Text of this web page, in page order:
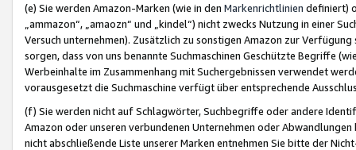
(e) Sie werden Amazon-Marken (wie in den Markenrichtlinien definiert)
„ammazon“, „amaozn“ und „kindel“) nicht zwecks Nutzung in einer
Versuch unternehmen). Zusätzlich zu sonstigen Amazon zur
sorgen, dass von uns benannte Suchmaschinen Geschützte Begriffe
Werbeinhalte im Zusammenhang mit Suchergebnissen verwendet
vorausgesetzt die Suchmaschine verfügt über entsprechende
(f) Sie werden nicht auf Schlagwörter, Suchbegriffe oder andere
Amazon oder unseren verbundenen Unternehmen oder
nicht abschließende Liste unserer Marken entnehmen Sie bitte der